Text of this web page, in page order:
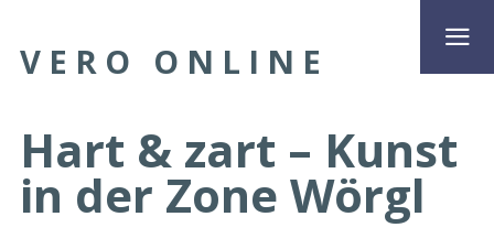
VERO ONLINE
Hart & zart – Kunst
in der Zone Wörgl